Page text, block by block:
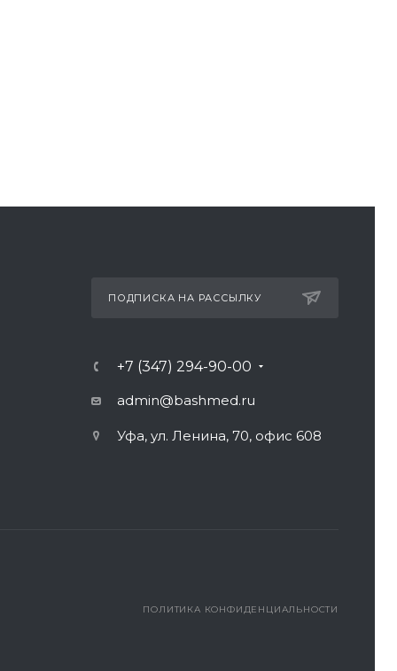
ПОДПИСКА НА РАССЫЛКУ
+7 (347) 294-90-00
admin@bashmed.ru
Уфа, ул. Ленина, 70, офис 608
ПОЛИТИКА КОНФИДЕНЦИАЛЬНОСТИ